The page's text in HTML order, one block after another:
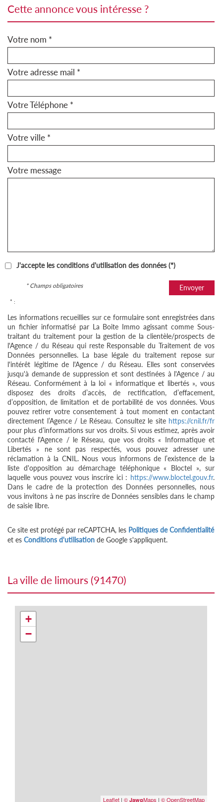
cette annonce vous intéresse ?
Votre nom *
Votre adresse mail *
Votre Téléphone *
Votre ville *
Votre message
J'accepte les conditions d'utilisation des données (*)
Envoyer
* Champs obligatoires
* :
Les informations recueillies sur ce formulaire sont enregistrées dans
un fichier informatisé par La Boite Immo agissant comme Sous-
traitant du traitement pour la gestion de la clientèle/prospects de
l'Agence / du Réseau qui reste Responsable du Traitement de vos
Données personnelles. La base légale du traitement repose sur
l'intérêt légitime de l'Agence / du Réseau. Elles sont conservées
jusqu'à demande de suppression et sont destinées à l'Agence / au
Réseau. Conformément à la loi « informatique et libertés », vous
disposez des droits d’accès, de rectification, d’effacement,
d’opposition, de limitation et de portabilité de vos données. Vous
pouvez retirer votre consentement à tout moment en contactant
directement l’Agence / Le Réseau. Consultez le site https://cnil.fr/fr
pour plus d’informations sur vos droits. Si vous estimez, après avoir
contacté l'Agence / le Réseau, que vos droits « Informatique et
Libertés » ne sont pas respectés, vous pouvez adresser une
réclamation à la CNIL. Nous vous informons de l’existence de la
liste d'opposition au démarchage téléphonique « Bloctel », sur
laquelle vous pouvez vous inscrire ici : https://www.bloctel.gouv.fr.
Dans le cadre de la protection des Données personnelles, nous
vous invitons à ne pas inscrire de Données sensibles dans le champ
de saisie libre.
Ce site est protégé par reCAPTCHA, les Politiques de Confidentialité
et es Conditions d'utilisation de Google s'appliquent.
la ville de limours (91470)
+
−
Leaflet | © JawgMaps | © OpenStreetMap